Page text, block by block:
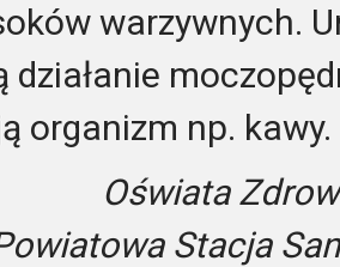
warzywnych.
działanie
organizm np. kawy.
Oświata
Stacja